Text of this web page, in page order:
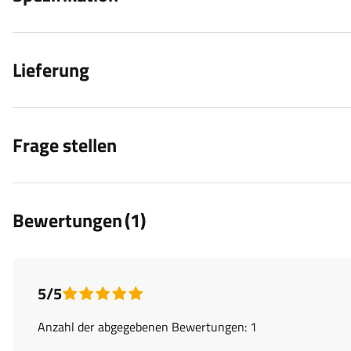
Lieferung
Frage stellen
Bewertungen(1)
5/5
Anzahl der abgegebenen Bewertungen: 1